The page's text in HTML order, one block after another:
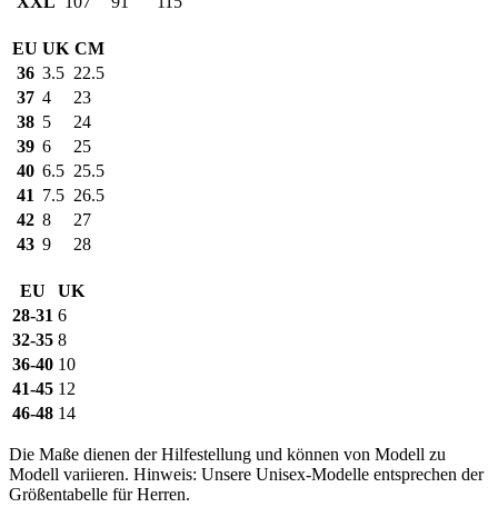
EU UK CM
36 3.5 22.5
37 4
23
38 5
24
39 6
25
40 6.5 25.5
41 7.5 26.5
42 8
27
43 9 28
EU
UK
28-31 6
32-35 8
36-40 10
41-45 12
46-48 14
Die Maße dienen der Hilfestellung und können von Modell zu
Modell variieren. Hinweis: Unsere Unisex-Modelle entsprechen der
Größentabelle für Herren.